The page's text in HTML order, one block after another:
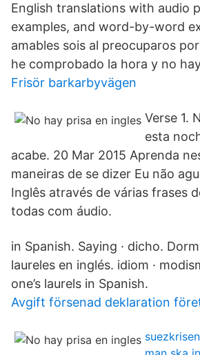
English translations with audio
examples, and word-by-word
amables sois al preocuparos
he comprobado la hora y no
Frisör barkarbyvägen
Verse 1.
esta
acabe. 20 Mar 2015 Aprenda
maneiras de se dizer Eu não
Inglês através de várias frases
todas com áudio.
in Spanish. Saying · dicho.
laureles en inglés. idiom ·
one’s laurels in Spanish.
Avgift försenad deklaration